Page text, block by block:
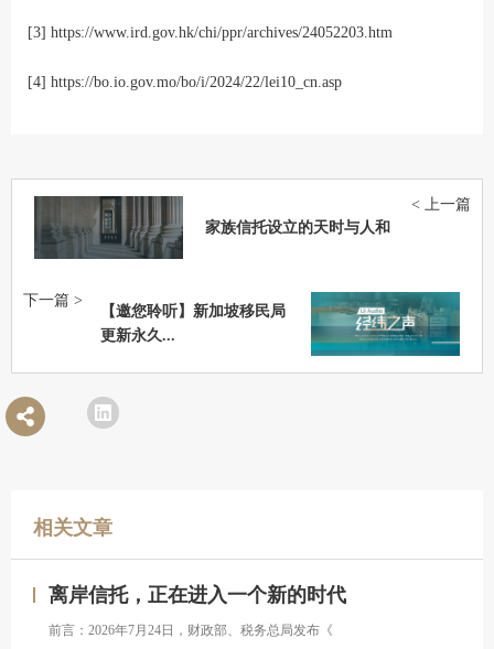
[3] https://www.ird.gov.hk/chi/ppr/archives/24052203.htm
[4] https://bo.io.gov.mo/bo/i/2024/22/lei10_cn.asp
家族信托设立的天时与人和
< 上一篇
【邀您聆听】新加坡移民局
更新永久...
下一篇 >
相关文章
离岸信托，正在进入一个新的时代
前言：2026年7月24日，财政部、税务总局发布《